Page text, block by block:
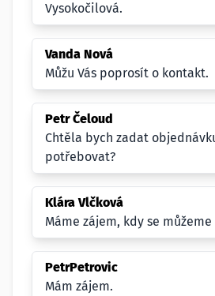
Vysokočilová.
Vanda Nová
Můžu Vás poprosít o kontakt.
Petr Čeloud
Chtěla bych zadat
potřebovat?
Klára Vlčková
Máme zájem, kdy se
PetrPetrovic
Mám zájem.